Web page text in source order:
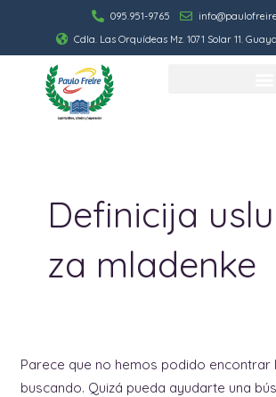
contenido
095.951-9765
Cdla. Las Orquídeas Mz. 1071 Solar 11.
Definicija
za mladenke
Parece que no hemos podido encontrar
buscando. Quizá pueda ayudarte una